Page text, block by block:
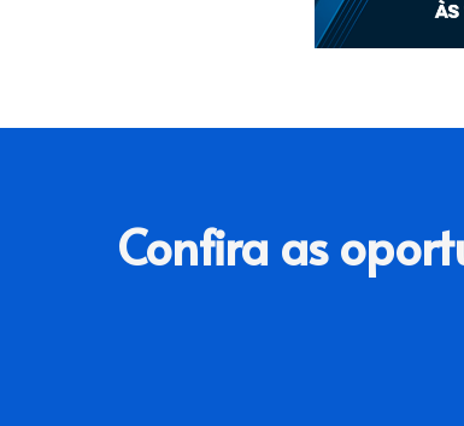
Confira as